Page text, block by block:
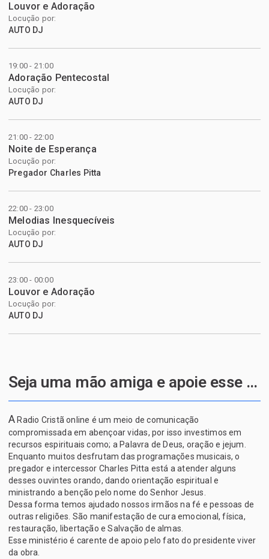
Louvor e Adoração
Locução por:
AUTO DJ
19:00 - 21:00
Adoração Pentecostal
Locução por:
AUTO DJ
21:00 - 22:00
Noite de Esperança
Locução por:
Pregador Charles Pitta
22:00 - 23:00
Melodias Inesquecíveis
Locução por:
AUTO DJ
23:00 - 00:00
Louvor e Adoração
Locução por:
AUTO DJ
Seja uma mão amiga e apoie esse projeto de Deus
A Radio Cristã online é um meio de comunicação
compromissada em abençoar vidas, por isso investimos em
recursos espirituais como; a Palavra de Deus, oração e jejum.
Enquanto muitos desfrutam das programações musicais, o
pregador e intercessor Charles Pitta está a atender alguns
desses ouvintes orando, dando orientação espiritual e
ministrando a benção pelo nome do Senhor Jesus.
Dessa forma temos ajudado nossos irmãos na fé e pessoas de
outras religiões. São manifestação de cura emocional, física,
restauração, libertação e Salvação de almas.
Esse ministério é carente de apoio pelo fato do presidente viver
da obra.